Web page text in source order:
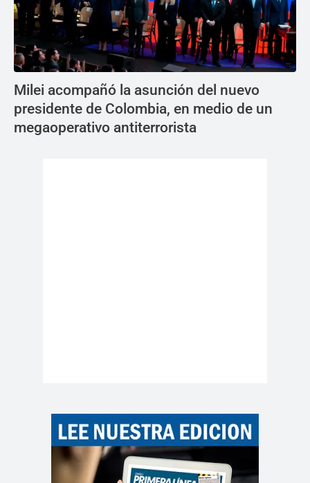
Milei acompañó la asunción del nuevo
presidente de Colombia, en medio de un
megaoperativo antiterrorista